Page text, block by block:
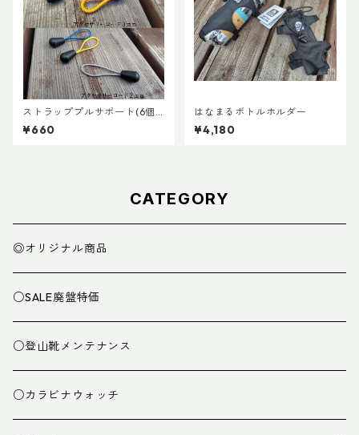
ストラッププルサポート(6個
セット)
¥660
はなまるボトルホルダー
¥4,180
CATEGORY
◎オリジナル商品
○SALE廃盤特価
○登山靴メンテナンス
○カラビナウォッチ